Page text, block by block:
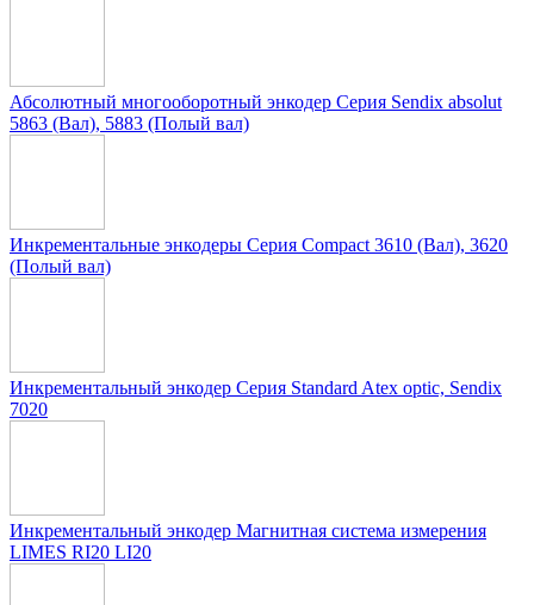
Абсолютный многооборотный энкодер Серия Sendix absolut
5863 (Вал), 5883 (Полый вал)
Инкрементальные энкодеры Серия Compact 3610 (Вал), 3620
(Полый вал)
Инкрементальный энкодер Серия Standard Atex optic, Sendix
7020
Инкрементальный энкодер Магнитная система измерения
LIMES RI20 LI20